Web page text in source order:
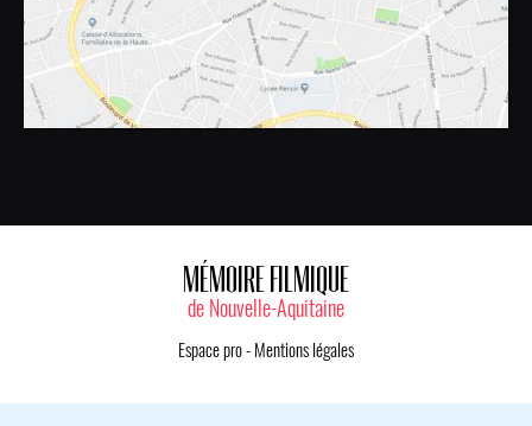
MÉMOIRE FILMIQUE
de Nouvelle-Aquitaine
Espace pro- Mentions légales